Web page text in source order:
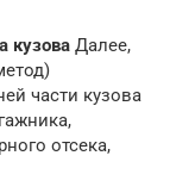
кузова Далее,
части кузова
отсека,